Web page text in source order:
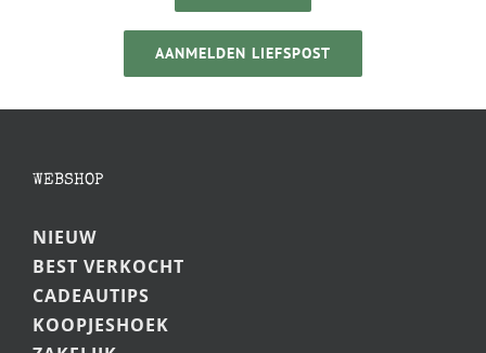
AANMELDEN LIEFSPOST
WEBSHOP
NIEUW
BEST VERKOCHT
CADEAUTIPS
KOOPJESHOEK